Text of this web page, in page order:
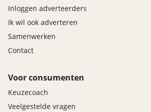
Inloggen adverteerders
Ik wil ook adverteren
Samenwerken
Contact
Voor consumenten
Keuzecoach
Veelgestelde vragen